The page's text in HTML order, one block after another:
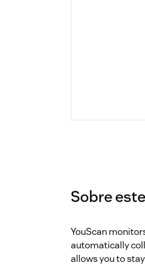
Sobre
YouScan
automatically
allows you to